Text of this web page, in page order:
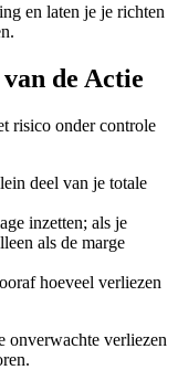
en laten je je richten
de Actie
risico onder controle
deel van je totale
inzetten; als je
als de marge
hoeveel verliezen
onverwachte verliezen